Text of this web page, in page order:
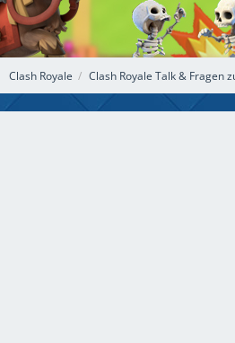
Clash Royale Clash Royale Talk & Fragen